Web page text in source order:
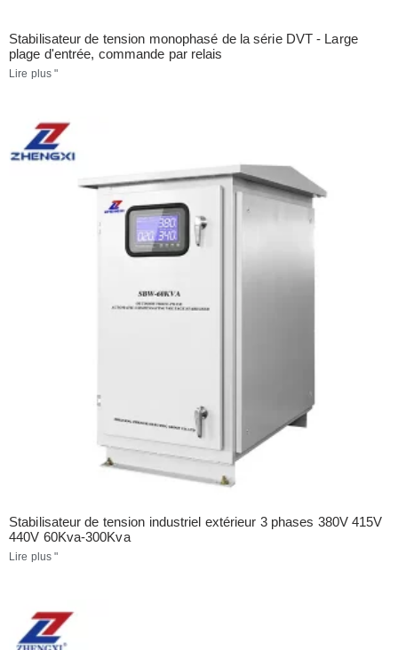
Stabilisateur de tension monophasé de la série DVT - Large
plage d'entrée, commande par relais
Lire plus "
Stabilisateur de tension industriel extérieur 3 phases 380V 415V
440V 60Kva-300Kva
Lire plus "